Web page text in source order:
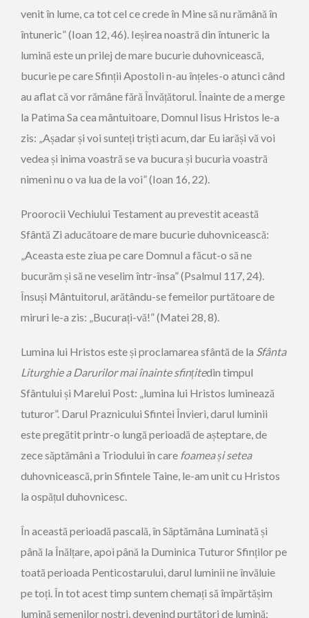
venit în lume, ca tot cel ce crede în Mine să nu rămână în
întuneric” (Ioan 12, 46). Ieșirea noastră din întuneric la
lumină este un prilej de mare bucurie duhovnicească,
bucurie pe care Sfinții Apostoli n-au înțeles-o atunci când
au aflat că vor rămâne fără Învățătorul. Înainte de a merge
la Patima Sa cea mântuitoare, Domnul Iisus Hristos le-a
zis: „Așadar și voi sunteți triști acum, dar Eu iarăși vă voi
vedea și inima voastră se va bucura și bucuria voastră
nimeni nu o va lua de la voi” (Ioan 16, 22).
Proorocii Vechiului Testament au prevestit această
Sfântă Zi aducătoare de mare bucurie duhovnicească:
„Aceasta este ziua pe care Domnul a făcut-o să ne
bucurăm și să ne veselim într-însa” (Psalmul 117, 24).
Însuși Mântuitorul, arătându-se femeilor purtătoare de
miruri le-a zis: „Bucurați-vă!” (Matei 28, 8).
Lumina lui Hristos este și proclamarea sfântă de la Sfânta
Liturghie a Darurilor mai înainte sfințitedin timpul
Sfântului și Marelui Post: „lumina lui Hristos luminează
tuturor”. Darul Praznicului Sfintei Învieri, darul luminii
este pregătit printr-o lungă perioadă de așteptare, de
zece săptămâni a Triodului în care foamea și setea
duhovnicească, prin Sfintele Taine, le-am unit cu Hristos
la ospățul duhovnicesc.
În această perioadă pascală, în Săptămâna Luminată și
până la Înălțare, apoi până la Duminica Tuturor Sfinților pe
toată perioada Penticostarului, darul luminii ne învăluie
pe toți. În tot acest timp suntem chemați să împărtășim
lumină semenilor noștri, devenind purtători de lumină: